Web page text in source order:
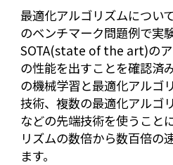
最適化アルゴリズムについ
のベンチマーク問題例で実
SOTA(state of the art)のア
の性能を出すことを確認済
の機械学習と最適化アルゴ
技術、複数の最適化アルゴ
などの先端技術を使うこと
リズムの数倍から数百倍の
ます。